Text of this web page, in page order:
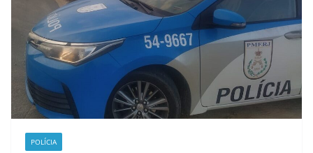
POLÍCIA